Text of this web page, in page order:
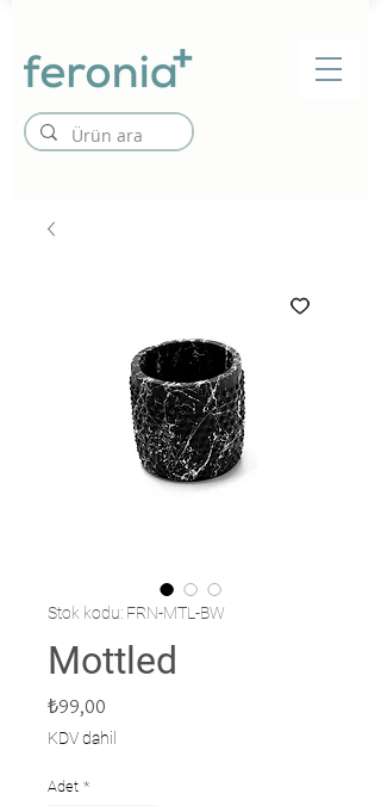
Stok kodu: FRN-MTL-BW
Mottled
₺99,00
KDV dahil
Adet *